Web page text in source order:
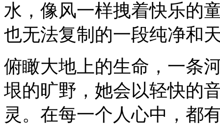
水，像风一样拽着快乐的
也无法复制的一段纯净和
俯瞰大地上的生命，一条
垠的旷野，她会以轻快的
灵。在每一个人心中，都